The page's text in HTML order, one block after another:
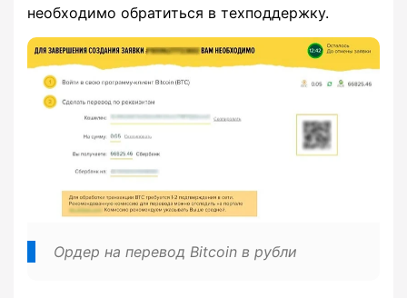
необходимо обратиться в техподдержку.
Ордер на перевод Bitcoin в рубли